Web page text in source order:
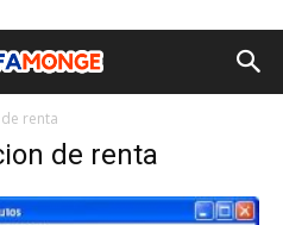
renta
de renta